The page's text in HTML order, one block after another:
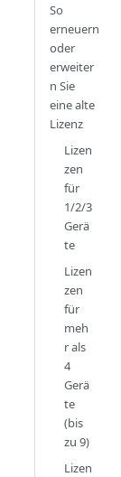
So
erneuern
oder
erweiter
n Sie
eine alte
Lizenz
Lizen
zen
für
1/2/3
Gerä
te
Lizen
zen
für
meh
r als
4
Gerä
te
(bis
zu 9)
Lizen